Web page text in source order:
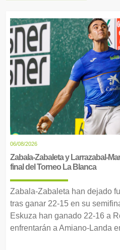
06/08/2026
Zabala-Zabaleta y Larrazabal-
final del Torneo La Blanca
Zabala-Zabaleta han dejado
tras ganar 22-15 en su
Eskuza han ganado 22-16 a
enfrentarán a Amiano-Landa